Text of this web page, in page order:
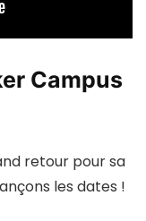
Campus
retour pour sa
les dates !